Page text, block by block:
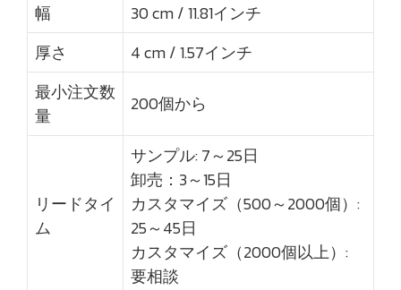
幅
30 cm / 11.81インチ
厚さ
4 cm / 1.57インチ
最小注文数
量
200個から
リードタイ
ム
サンプル: 7～25日
卸売：3～15日
カスタマイズ（500～2000個）:
25～45日
カスタマイズ（2000個以上）:
要相談